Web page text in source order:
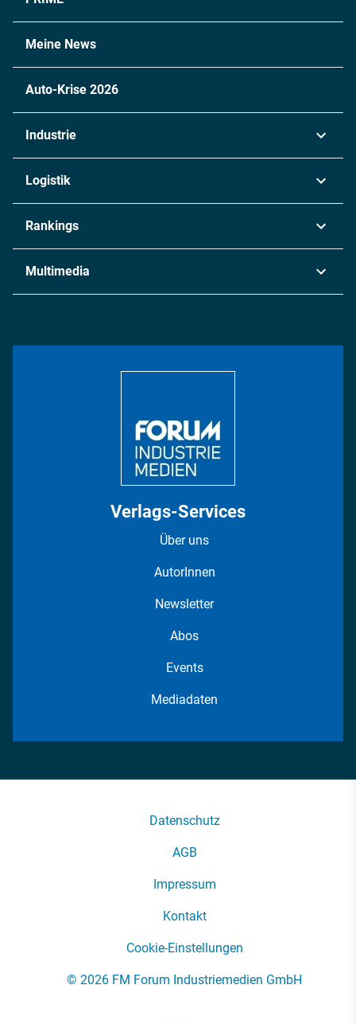
Meine News
Auto-Krise 2026
Industrie
Chemie
Metall
Energie
Logistik
Rankings
Multimedia
Verlags-Services
Über uns
AutorInnen
Newsletter
Abos
Events
Mediadaten
Datenschutz
AGB
Impressum
Kontakt
Cookie-Einstellungen
© 2026 FM Forum Industriemedien GmbH